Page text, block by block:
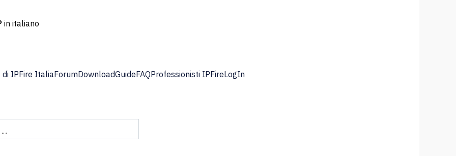
in italiano
IPFire ItaliaForumDownloadGuideFAQProfessionisti IPFireLogIn